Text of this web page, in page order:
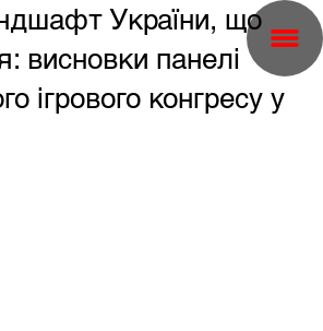
України, що
висновки панелі
ігрового конгресу у